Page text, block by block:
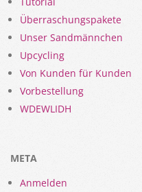
Überraschungspakete
Unser Sandmännchen
Upcycling
Von Kunden für Kunden
Vorbestellung
WDEWLIDH
META
Anmelden